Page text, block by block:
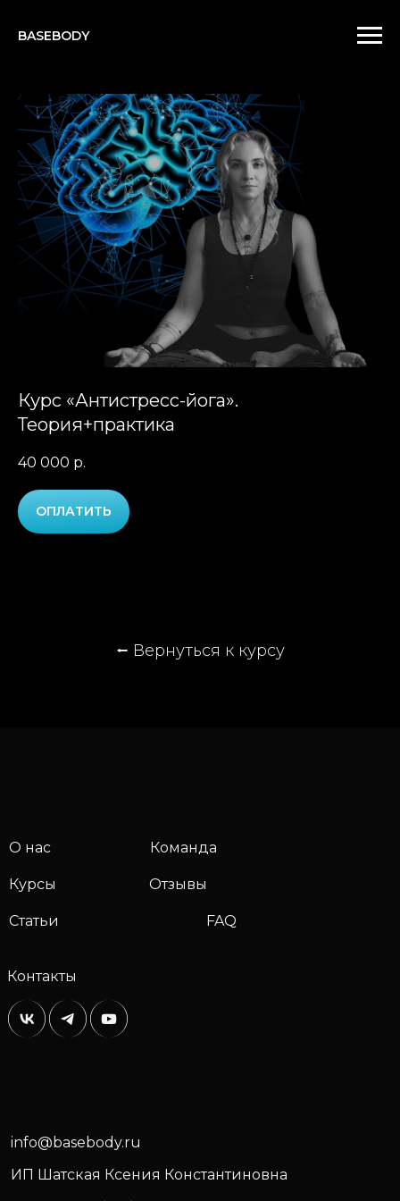
BASEBODY
Курс «Антистресс-йога».
Теория+практика
40 000 р.
ОПЛАТИТЬ
⭠ Вернуться к курсу
О нас
Курсы
Статьи
Команда
Отзывы
FAQ
Контакты
ИП Шатская Ксения Константиновна
info@basebody.ru